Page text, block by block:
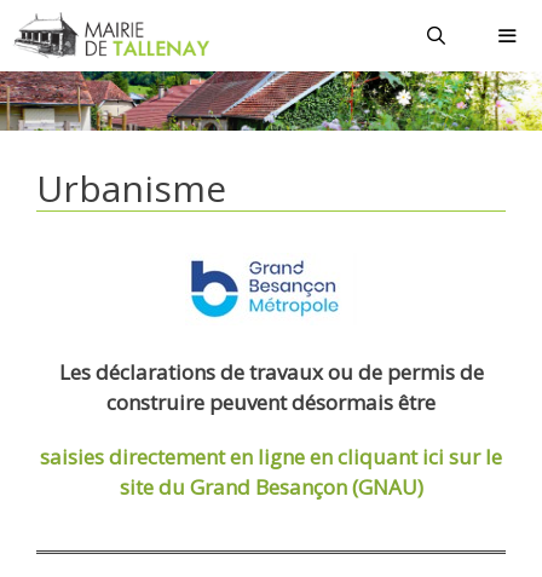
Aller
au
contenu
Urbanisme
Les déclarations de travaux ou de permis de
construire peuvent désormais être
saisies directement en ligneen cliquant ici sur le
site du Grand Besançon (GNAU)